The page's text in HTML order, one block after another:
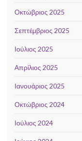
Οκτώβριος 2025
Σεπτέμβριος 2025
Ιούλιος 2025
Απρίλιος 2025
Ιανουάριος 2025
Οκτώβριος 2024
Ιούλιος 2024